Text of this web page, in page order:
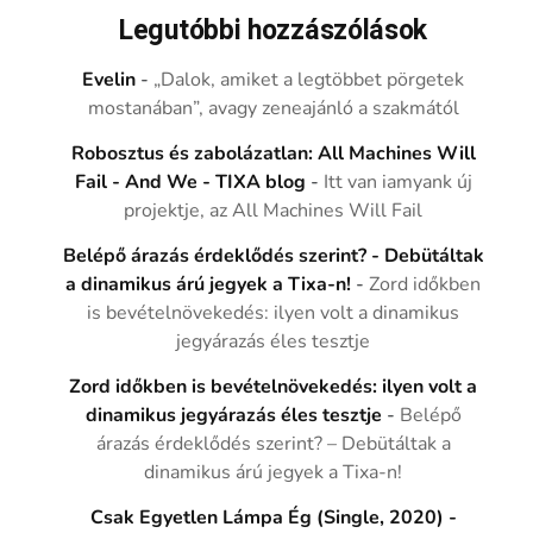
Legutóbbi hozzászólások
Evelin - „Dalok, amiket a legtöbbet pörgetek
mostanában”, avagy zeneajánló a szakmától
Robosztus és zabolázatlan: All Machines Will
Fail - And We - TIXA blog - Itt van iamyank új
projektje, az All Machines Will Fail
Belépő árazás érdeklődés szerint? - Debütáltak
a dinamikus árú jegyek a Tixa-n! -Zord időkben
is bevételnövekedés: ilyen volt a dinamikus
jegyárazás éles tesztje
Zord időkben is bevételnövekedés: ilyen volt a
dinamikus jegyárazás éles tesztje - Belépő
árazás érdeklődés szerint? – Debütáltak a
dinamikus árú jegyek a Tixa-n!
Csak Egyetlen Lámpa Ég (Single, 2020) -